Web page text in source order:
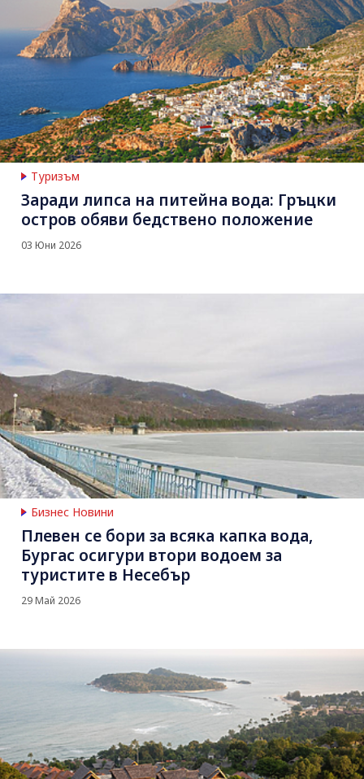
Туризъм
Заради липса на питейна вода: Гръцки
остров обяви бедствено положение
03 Юни 2026
Бизнес Новини
Плевен се бори за всяка капка вода,
Бургас осигури втори водоем за
туристите в Несебър
29 Май 2026